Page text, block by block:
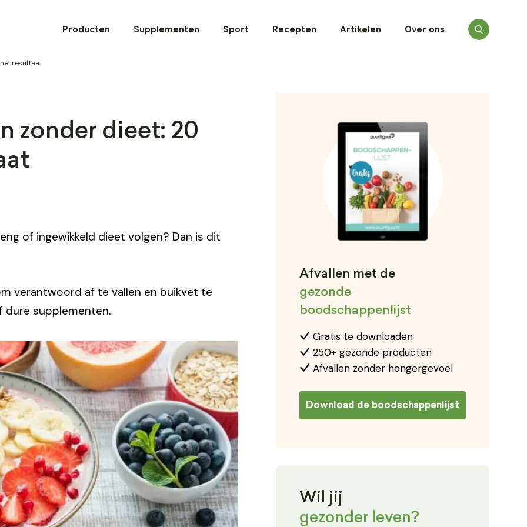
Producten Supplementen Sport Recepten Artikelen Over ons
resultaat
zonder dieet: 20
of ingewikkeld dieet volgen? Dan is dit
verantwoord af te vallen en buikvet te
dure supplementen.
Afvallen met de
gezonde
boodschappenlijst
Gratis te downloaden
250+ gezonde producten
Afvallen zonder hongergevoel
Download de boodschappenlijst
Wil jij
gezonder leven?